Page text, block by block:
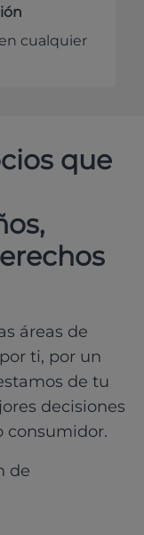
cualquier
que
áreas de
ti, por un
de tu
decisiones
consumidor.
de